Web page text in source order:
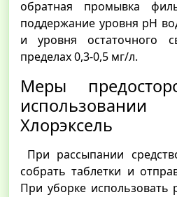
обратная промывка
поддержание уровня рН
и уровня остаточного
пределах 0,3-0,5 мг/л.
Меры
Хлорэксель
При рассыпании
собрать таблетки и
При уборке использовать